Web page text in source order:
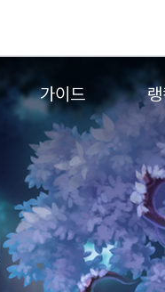
가이드
게임정보
직업소개
확률형 아이템
NEXON NOW
추가정보
월드
컨텐